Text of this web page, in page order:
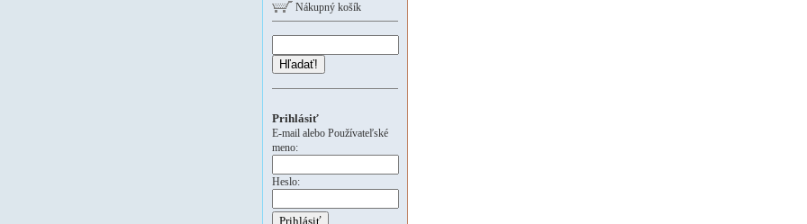
Nákupný košík
Hľadať!
Prihlásiť
E-mail alebo Používateľské
meno:
Heslo: